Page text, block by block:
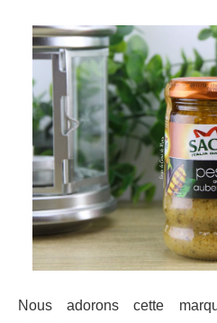
Nous adorons cette